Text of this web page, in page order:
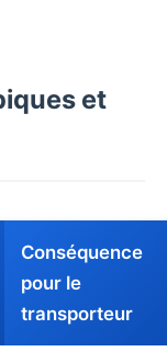
et
Conséquence
pour le
transporteur